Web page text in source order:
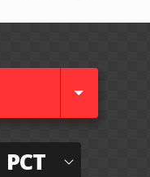
PCT